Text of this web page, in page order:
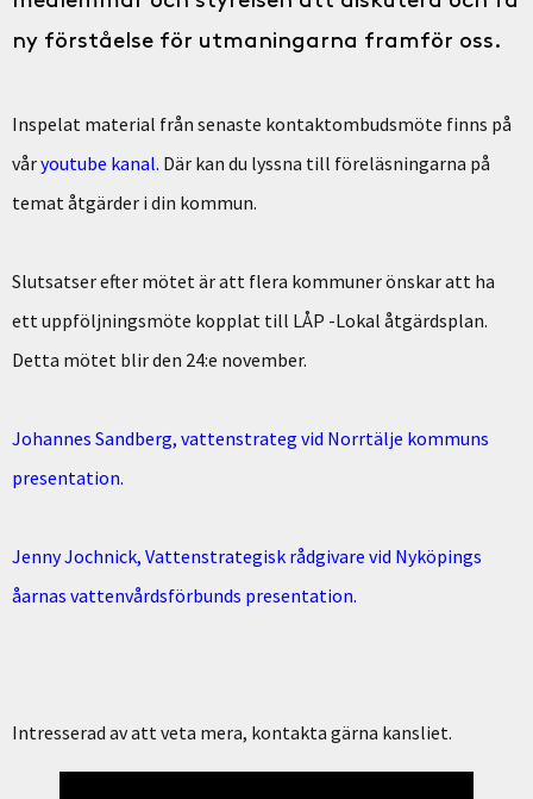
ny förståelse för utmaningarna framför oss.
Inspelat material från senaste kontaktombudsmöte finns på
våryoutube kanal. Där kan du lyssna till föreläsningarna på
temat åtgärder i din kommun.
Slutsatser efter mötet är att flera kommuner önskar att ha
ett uppföljningsmöte kopplat till LÅP -Lokal åtgärdsplan.
Detta mötet blir den 24:e november.
Johannes Sandberg, vattenstrateg vid Norrtälje kommuns
presentation.
Jenny Jochnick, Vattenstrategisk rådgivare vid Nyköpings
åarnas vattenvårdsförbunds presentation.
Intresserad av att veta mera, kontakta gärna kansliet.